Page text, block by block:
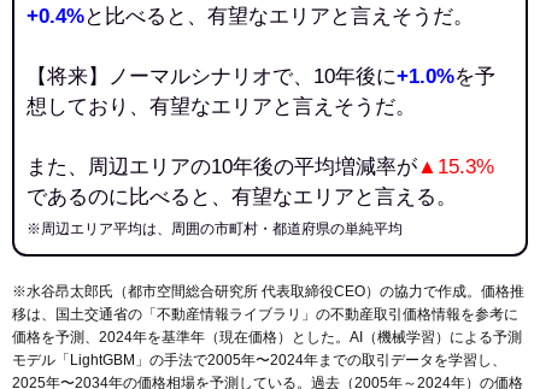
+0.4%と比べると、有望なエリアと言えそうだ。
【将来】ノーマルシナリオで、10年後に+1.0%を予
想しており、有望なエリアと言えそうだ。
また、周辺エリアの10年後の平均増減率が▲15.3%
であるのに比べると、有望なエリアと言える。
※周辺エリア平均は、周囲の市町村・都道府県の単純平均
※水谷昂太郎氏（都市空間総合研究所 代表取締役CEO）の協力で作成。価格推
移は、国土交通省の「 不動産情報ライブラリ 」の不動産取引価格情報を参考に
価格を予測、2024年を基準年（現在価格）とした。AI（機械学習）による予測
モデル「LightGBM」の手法で2005年〜2024年までの取引データを学習し、
2025年〜2034年の価格相場を予測している。過去（2005年～2024年）の価格